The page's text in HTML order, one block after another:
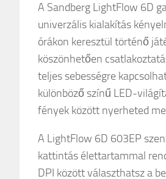
A Sandberg LightFlow 6D
univerzális kialakítás
órákon keresztül történő
köszönhetően
teljes sebességre
különböző színű LED-
fények között nyerheted
A LightFlow 6D 603EP
kattintás élettartammal
DPI között választhatsz a